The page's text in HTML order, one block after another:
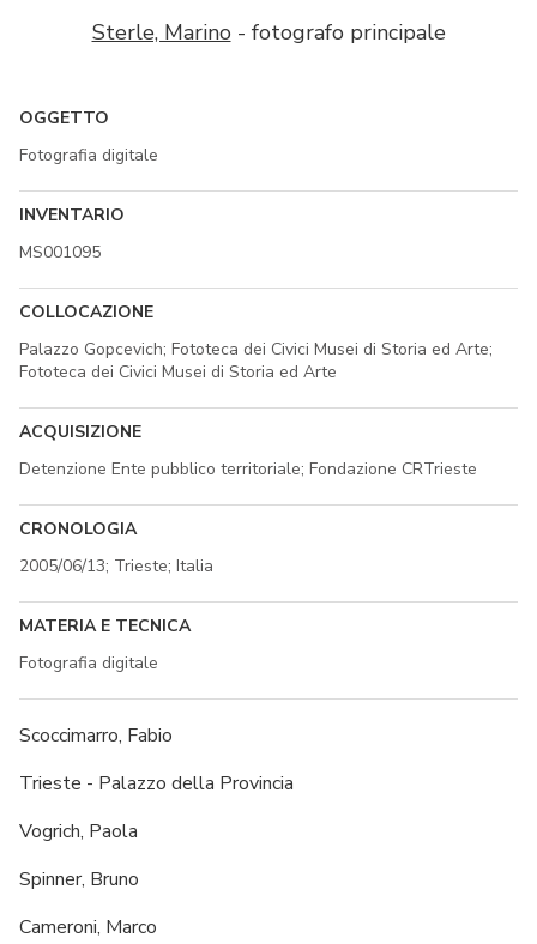
Sterle, Marino- fotografo principale
OGGETTO
Fotografia digitale
INVENTARIO
MS001095
COLLOCAZIONE
Palazzo Gopcevich; Fototeca dei Civici Musei di Storia ed Arte;
Fototeca dei Civici Musei di Storia ed Arte
ACQUISIZIONE
Detenzione Ente pubblico territoriale; Fondazione CRTrieste
CRONOLOGIA
2005/06/13; Trieste; Italia
MATERIA E TECNICA
Fotografia digitale
Scoccimarro, Fabio
Trieste - Palazzo della Provincia
Vogrich, Paola
Spinner, Bruno
Cameroni, Marco